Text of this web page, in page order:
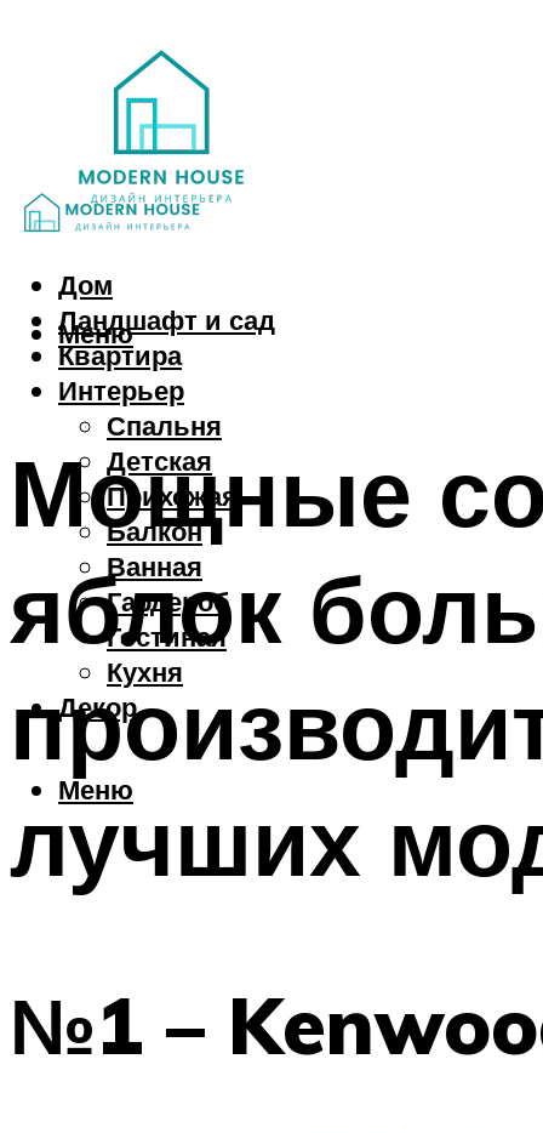
Дом
Ландшафт и сад
Квартира
Интерьер
Спальня
Детская
Прихожая
Балкон
Ванная
Гардероб
Гостиная
Кухня
Декор
Меню
Меню
Мощные
яблок
лучших
№1 –